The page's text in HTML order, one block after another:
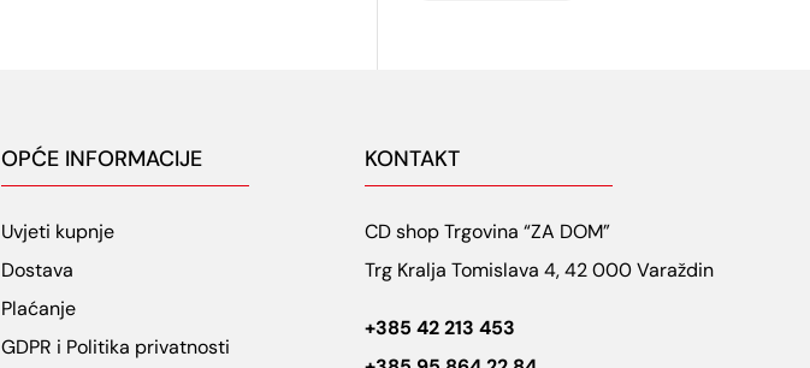
OPĆE INFORMACIJE
Uvjeti kupnje
Dostava
Plaćanje
GDPR i Politika privatnosti
KONTAKT
CD shop Trgovina “ZA DOM”
Trg Kralja Tomislava 4, 42 000 Varaždin
+385 42 213 453